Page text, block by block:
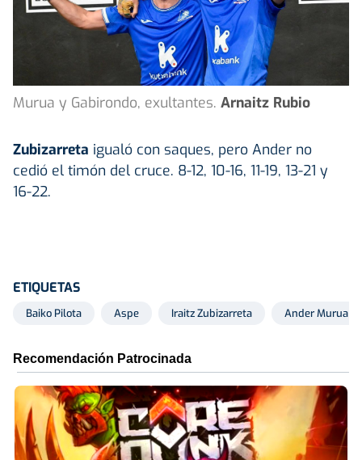
Murua y Gabirondo, exultantes. Arnaitz Rubio
Zubizarreta igualó con saques, pero Ander no
cedió el timón del cruce. 8-12, 10-16, 11-19, 13-21 y
16-22.
ETIQUETAS
Baiko Pilota Aspe Iraitz Zubizarreta Ander Murua